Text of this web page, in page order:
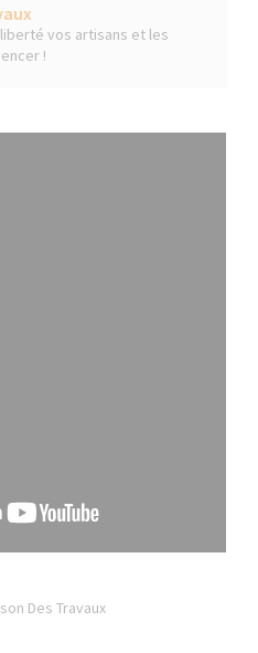
vos artisans et les
!
Des Travaux